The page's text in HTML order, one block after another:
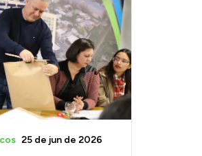
25 de jun de 2026